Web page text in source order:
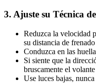
3. Ajuste su Técnica
Reduzca la velocidad
su distancia de
Conduzca en las
Si siente que la
bruscamente el
Use luces bajas,